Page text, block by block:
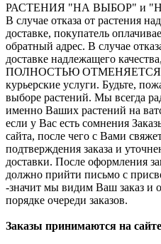
РАСТЕНИЯ "НА ВЫБОР" и
В случае отказа от растения
доставке, покупатель
обратный адрес. В случае
доставке надлежащего
ПОЛНОСТЬЮ ОТМЕНЯЕТСЯ и
курьерские услуги. Будьте,
выборе растений. Мы всегда
именно Ваших растений на
если у Вас есть сомнения
сайта, после чего с Вами
подтверждения заказа и
доставки. После оформления
должно прийти письмо с
-значит мы видим Ваш заказ и
порядке очереди заказов.
Заказы принимаются на